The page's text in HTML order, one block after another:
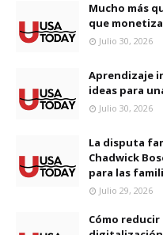
Mucho más
que
Julio 30, 2026
Aprendizaje
ideas para
Julio 30, 2026
La disputa
Chadwick
para las
Julio 29, 2026
Cómo